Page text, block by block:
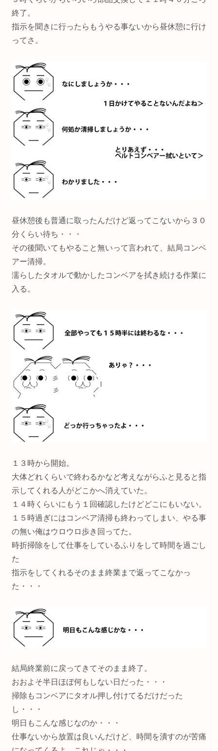
終了。
指示を聞きに行ったらもうやる事ないから昼休憩に行け
ってさ。
昼休憩後も普通に取ったんだけど返ってこないから３０
分くらい待ち・・・
その後聞いてもやること無いって言われて、結局コンベ
アー清掃。
濡らしたタオルで動かしたコンベアを拭き続ける作業に
入る。
１３時から開始。
大体どれくらいで終わるかなど考えながらふと見ると指
示してくれる人がどこかへ消えていた。
１４時くらいにもう１回確認したけどどこにもいない。
１５時過ぎにはコンベア清掃も終わってしまい、やる事
の無い俺はウロウロ歩き回ってた。
時折掃除をして仕事をしているふりをして時間を過ごし
た
指示をしてくれるそのまま終業まで返ってこなかっ
た・・・
結局終業前に戻ってきてそのまま終了。
おおよそ半日ほぼ何もしない日だった・・・
掃除もコンベアにタオル押し付けてるだけだった
し・・・
明日もこんな感じなのか・・・
仕事ないから放置は良いんだけど、時間を潰すのが苦痛